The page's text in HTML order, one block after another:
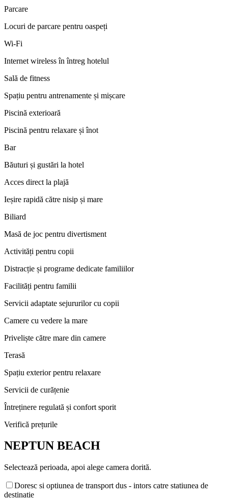
Parcare
Locuri de parcare pentru oaspeți
Wi-Fi
Internet wireless în întreg hotelul
Sală de fitness
Spațiu pentru antrenamente și mișcare
Piscină exterioară
Piscină pentru relaxare și înot
Bar
Băuturi și gustări la hotel
Acces direct la plajă
Ieșire rapidă către nisip și mare
Biliard
Masă de joc pentru divertisment
Activități pentru copii
Distracție și programe dedicate familiilor
Facilități pentru familii
Servicii adaptate sejururilor cu copii
Camere cu vedere la mare
Priveliște către mare din camere
Terasă
Spațiu exterior pentru relaxare
Servicii de curățenie
Întreținere regulată și confort sporit
Verifică prețurile
NEPTUN BEACH
Selectează perioada, apoi alege camera dorită.
Doresc si optiunea de transport dus - intors catre statiunea de
destinatie